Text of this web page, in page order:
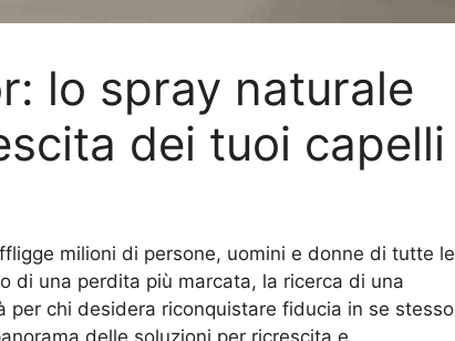
lo spray naturale
dei tuoi capelli
milioni di persone, uomini e donne di tutte le
di una perdita più marcata, la ricerca di una
per chi desidera riconquistare fiducia in se stesso
delle soluzioni per ricrescita e